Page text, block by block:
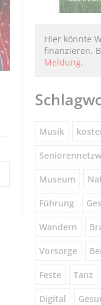
Hier könnte
finanzieren.
Meldung.
Musik
Museum
Führung
Wandern
Vorsorge
Feste Tanz
Digital